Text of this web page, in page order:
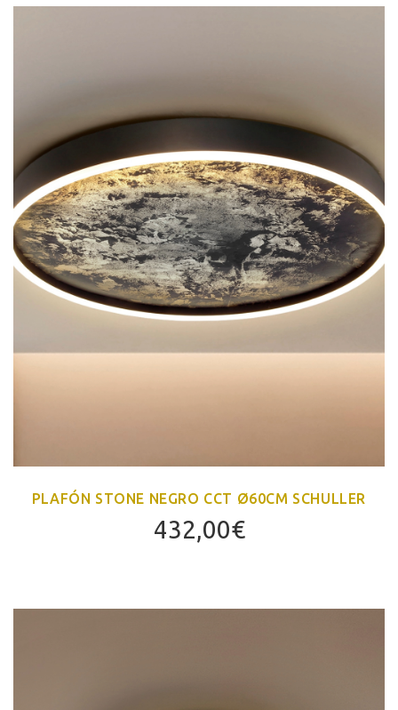
PLAFÓN STONE NEGRO CCT Ø60CM SCHULLER
432,00€